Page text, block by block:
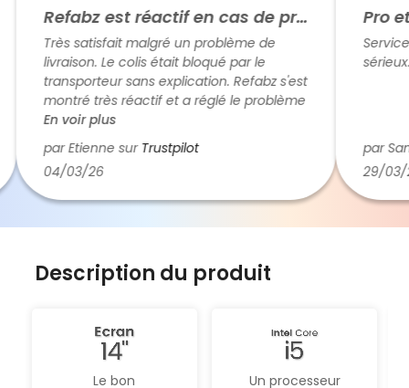
Refabz est réactif en cas de problème
Très satisfait malgré un problème de
livraison. Le colis était bloqué par le
transporteur sans explication. Refabz s'est
montré très réactif et a réglé le problème
rapidement. Cela fait plaisir de traiter
avec des humains plutôt qu'avec des
robots (c'est de plus en plus rare). Donc
cinq étoiles.
En voir plus
04/03/26
par Etienne surTrustpilot
Pro et
Service
sérieux.
29/03/26
par
Description du produit
Le bon Un processeur